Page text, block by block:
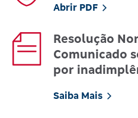
Abrir PDF
Resolução
Comunicado
por
Saiba Mais